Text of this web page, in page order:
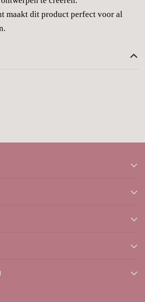
maakt dit product perfect voor al